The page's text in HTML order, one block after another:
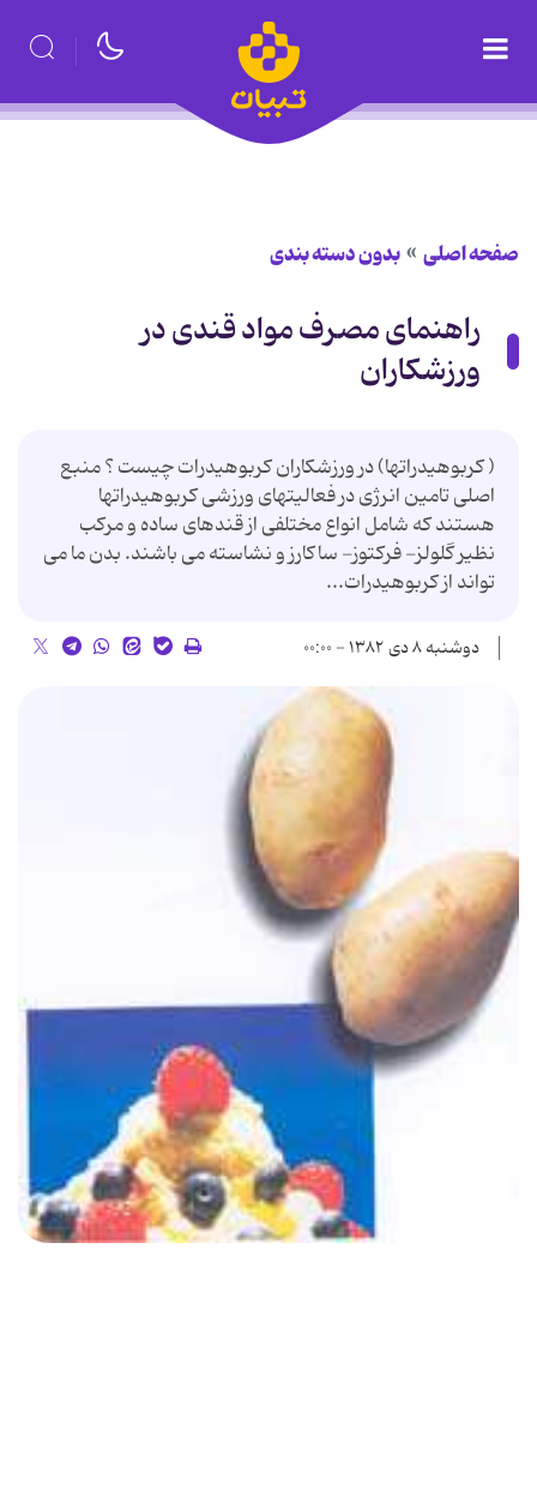
صفحه اصلی بدون دسته بندی
راهنمای مصرف مواد قندی در
ورزشكاران
( كربوهیدراتها) در ورزشكاران كربوهیدرات چیست ؟ منبع
اصلی تامین انرژی در فعالیتهای ورزشی كربوهیدراتها
هستند كه شامل انواع مختلفی از قندهای ساده و مركب
نظیر گلولز- فركتوز- ساكارز و نشاسته می باشند. بدن ما می
تواند از كربوهیدرات...
دوشنبه ۸ دی ۱۳۸۲ - ۰۰:۰۰